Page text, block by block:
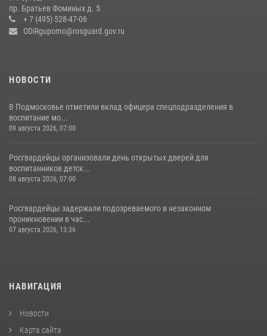
Росгвардейцы открыли свои двери для школьников в Подмосковье
18 июля 2026, 07:03
пр. Братьев Фоминых д. 5
+ 7 (495) 528-47-06
ODiRgupomo@rosguard.gov.ru
НОВОСТИ
В Подмосковье отметили вклад офицера спецподразделения в
воспитание мо...
09 августа 2026, 07:00
Росгвардейцы организовали день открытых дверей для
воспитанников детск...
08 августа 2026, 07:00
Росгвардейцы задержали подозреваемого в незаконном
проникновении в час...
07 августа 2026, 13:36
НАВИГАЦИЯ
Новости
Карта сайта